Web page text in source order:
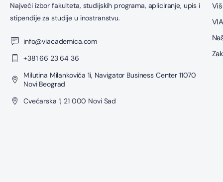
Najveći izbor fakulteta, studijskih programa, apliciranje, upis i
stipendije za studije u inostranstvu.
info@viacademica.com
+381 66 23 64 36
Milutina Milankovića 1i, Navigator Business Center 11070
Novi Beograd
Cvećarska 1, 21 000 Novi Sad